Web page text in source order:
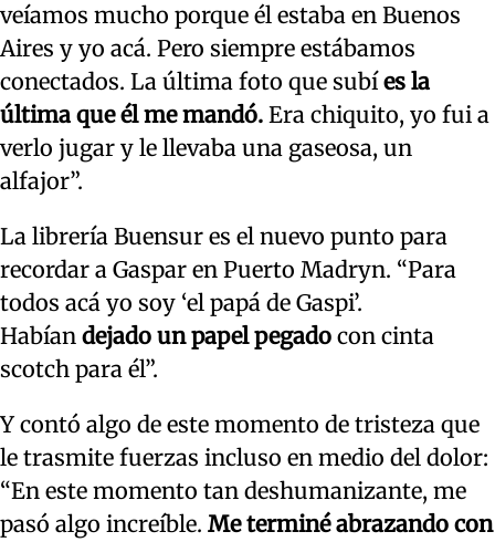
veíamos mucho porque él estaba en Buenos
Aires y yo acá. Pero siempre estábamos
conectados. La última foto que subíes la
última que él me mandó. Era chiquito, yo fui a
verlo jugar y le llevaba una gaseosa, un
alfajor”.
La librería Buensur es el nuevo punto para
recordar a Gaspar en Puerto Madryn. “Para
todos acá yo soy ‘el papá de Gaspi’.
Habían dejado un papel pegado con cinta
scotch para él”.
Y contó algo de este momento de tristeza que
le trasmite fuerzas incluso en medio del dolor:
“En este momento tan deshumanizante, me
pasó algo increíble. Me terminé abrazando con